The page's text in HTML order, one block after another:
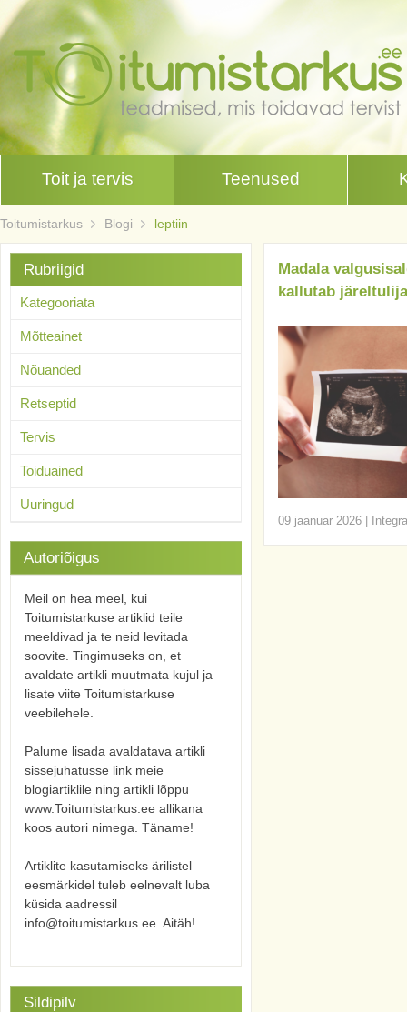
Toit ja tervis Teenused
Toitumistarkus Blogi leptiin
Madala
kallutab
09 jaanuar 2026
Rubriigid
Kategooriata
Mõtteainet
Nõuanded
Retseptid
Tervis
Toiduained
Uuringud
Autoriõigus
Meil on hea meel, kui
Toitumistarkuse artiklid teile
meeldivad ja te neid levitada
soovite. Tingimuseks on, et
avaldate artikli muutmata kujul ja
lisate viite Toitumistarkuse
veebilehele.
Palume lisada avaldatava artikli
sissejuhatusse link meie
blogiartiklile ning artikli lõppu
www.Toitumistarkus.ee allikana
koos autori nimega. Täname!
Artiklite kasutamiseks ärilistel
eesmärkidel tuleb eelnevalt luba
küsida aadressil
info@toitumistarkus.ee. Aitäh!
Sildipilv